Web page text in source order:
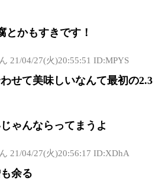
とかもすきです！
21/04/27(火)20:55:51 ID:MPYS
せて美味しいなんて最初の2.3
ゃんならってまうよ
21/04/27(火)20:56:17 ID:XDhA
余る